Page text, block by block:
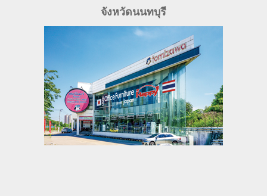
จังหวัดนนทบุรี